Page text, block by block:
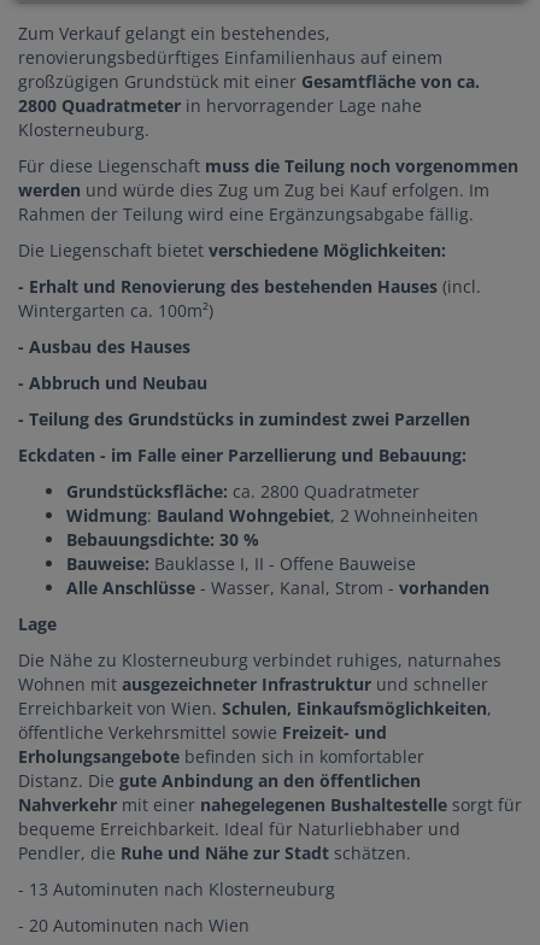
Zum Verkauf gelangt ein bestehendes,
renovierungsbedürftiges Einfamilienhaus auf einem
großzügigen Grundstück mit einer Gesamtfläche von ca.
2800 Quadratmeter in hervorragender Lage nahe
Klosterneuburg.
Für diese Liegenschaft muss die Teilung noch vorgenommen
werden und würde dies Zug um Zug bei Kauf erfolgen. Im
Rahmen der Teilung wird eine Ergänzungsabgabe fällig.
Die Liegenschaft bietet verschiedene Möglichkeiten:
- Erhalt und Renovierung des bestehenden Hauses (incl.
Wintergarten ca. 100m²)
- Ausbau des Hauses
- Abbruch und Neubau
- Teilung des Grundstücks in zumindest zwei Parzellen
Eckdaten - im Falle einer Parzellierung und Bebauung:
Grundstücksfläche: ca. 2800 Quadratmeter
Widmung: Bauland Wohngebiet, 2 Wohneinheiten
Bebauungsdichte: 30 %
Bauweise: Bauklasse I, II - Offene Bauweise
Alle Anschlüsse - Wasser, Kanal, Strom - vorhanden
Lage
Die Nähe zu Klosterneuburg verbindet ruhiges, naturnahes
Wohnen mit ausgezeichneter Infrastruktur und schneller
Erreichbarkeit von Wien. Schulen, Einkaufsmöglichkeiten,
öffentliche Verkehrsmittel sowie Freizeit- und
Erholungsangebote befinden sich in komfortabler
Distanz. Die gute Anbindung an den öffentlichen
Nahverkehr mit einer nahegelegenen Bushaltestelle sorgt für
bequeme Erreichbarkeit. Ideal für Naturliebhaber und
Pendler, die Ruhe und Nähe zur Stadt schätzen.
- 13 Autominuten nach Klosterneuburg
- 20 Autominuten nach Wien